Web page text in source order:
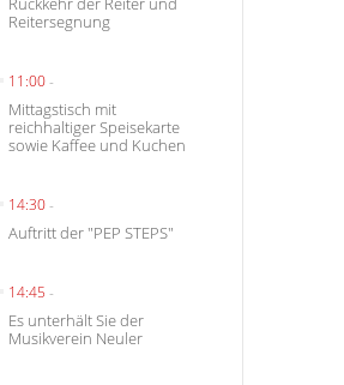
Reitersegnung
11:00-
Mittagstisch mit
reichhaltiger Speisekarte
sowie Kaffee und Kuchen
14:30-
Auftritt der "PEP STEPS"
14:45 -
Es unterhält Sie der
Musikverein Neuler